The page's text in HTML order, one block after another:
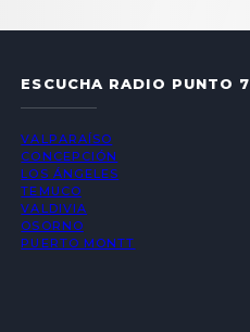
ESCUCHA RADIO PUNTO 7
VALPARAÍSO
CONCEPCIÓN
LOS ÁNGELES
TEMUCO
VALDIVIA
OSORNO
PUERTO MONTT